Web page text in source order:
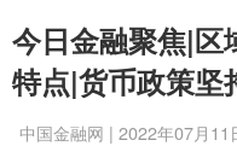
今日金融聚焦|区
特点|货币政策坚
中国金融网 | 2022年07月11